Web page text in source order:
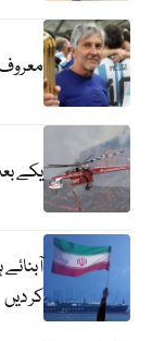
معروف
یکے بعد دیگرے 2
کر دیں